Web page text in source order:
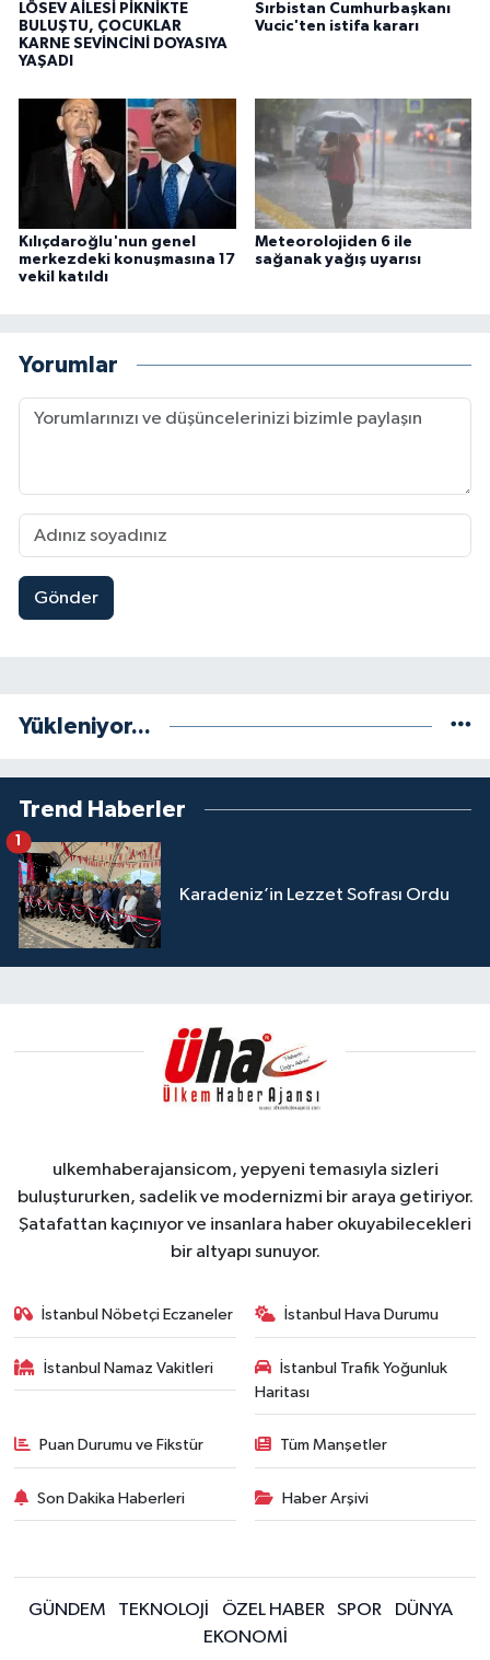
LÖSEV AİLESİ PİKNİKTE
BULUŞTU, ÇOCUKLAR
KARNE SEVİNCİNİ DOYASIYA
YAŞADI
Sırbistan Cumhurbaşkanı
Vucic'ten istifa kararı
Kılıçdaroğlu'nun genel
merkezdeki konuşmasına 17
vekil katıldı
Meteorolojiden 6 ile
sağanak yağış uyarısı
Yorumlar
Gönder
Yükleniyor...
Trend Haberler
Karadeniz’in Lezzet Sofrası Ordu
1
ulkemhaberajansicom, yepyeni temasıyla sizleri
buluştururken, sadelik ve modernizmi bir araya getiriyor.
Şatafattan kaçınıyor ve insanlara haber okuyabilecekleri
bir altyapı sunuyor.
İstanbul Nöbetçi Eczaneler İstanbul Hava Durumu
İstanbul Namaz Vakitleri
İstanbul Trafik Yoğunluk
Haritası
Puan Durumu ve Fikstür Tüm Manşetler
Son Dakika Haberleri Haber Arşivi
GÜNDEM TEKNOLOJİ ÖZEL HABER SPOR
DÜNYA
EKONOMİ